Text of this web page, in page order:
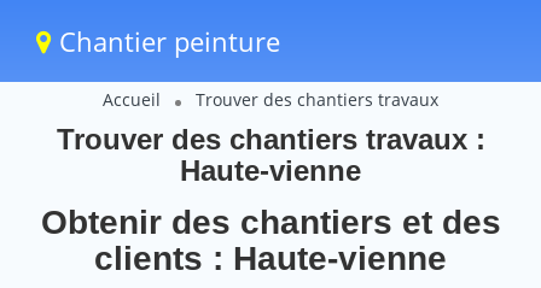
Chantier peinture
Accueil Trouver des chantiers travaux
Trouver des chantiers travaux :
Haute-vienne
Obtenir des chantiers et des
clients : Haute-vienne